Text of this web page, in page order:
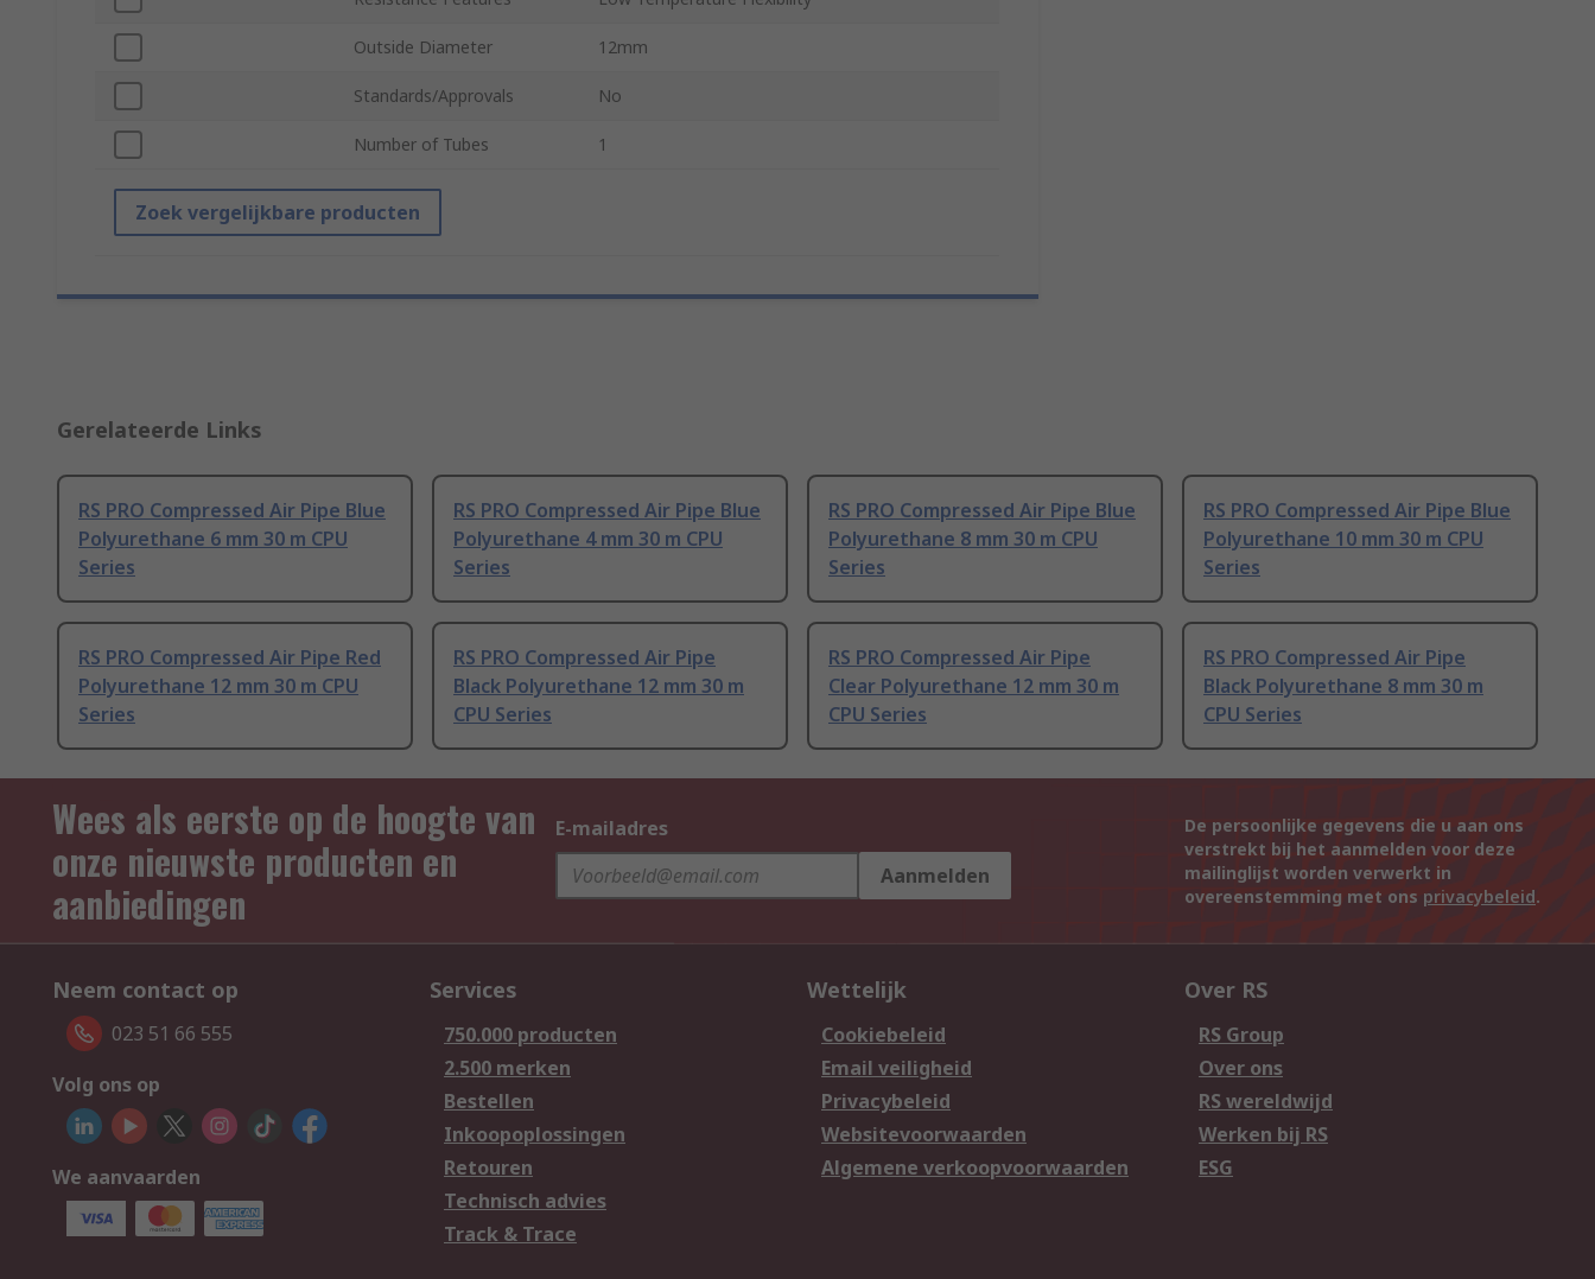
Outside Diameter 12mm
Standards/Approvals No
Number of Tubes 1
Zoek vergelijkbare producten
Gerelateerde Links
RS PRO Compressed Air Pipe Blue
Polyurethane 6 mm 30 m CPU
Series
RS PRO Compressed Air Pipe Blue
Polyurethane 4 mm 30 m CPU
Series
RS PRO Compressed Air Pipe Blue
Polyurethane 8 mm 30 m CPU
Series
RS PRO Compressed Air Pipe Blue
Polyurethane 10 mm 30 m CPU
Series
RS PRO Compressed Air Pipe Red
Polyurethane 12 mm 30 m CPU
Series
RS PRO Compressed Air Pipe
Black Polyurethane 12 mm 30 m
CPU Series
RS PRO Compressed Air Pipe
Clear Polyurethane 12 mm 30 m
CPU Series
RS PRO Compressed Air Pipe
Black Polyurethane 8 mm 30 m
CPU Series
Wees als eerste op de hoogte van
onze nieuwste producten en
aanbiedingen
E-mailadres
Aanmelden
De persoonlijke gegevens die u aan ons
verstrekt bij het aanmelden voor deze
mailinglijst worden verwerkt in
overeenstemming met ons privacybeleid.
Neem contact op
023 51 66 555
Volg ons op
We aanvaarden
Services
750.000 producten
2.500 merken
Bestellen
Inkoopoplossingen
Retouren
Technisch advies
Track & Trace
Wettelijk
Cookiebeleid
Email veiligheid
Privacybeleid
Websitevoorwaarden
Algemene verkoopvoorwaarden
Over RS
RS Group
Over ons
RS wereldwijd
Werken bij RS
ESG